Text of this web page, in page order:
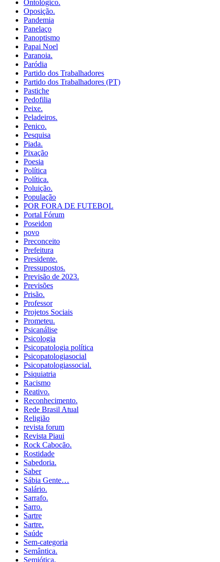
Ontológico.
Oposição.
Pandemia
Panelaço
Panoptismo
Papai Noel
Paranoia.
Paródia
Partido dos Trabalhadores
Partido dos Trabalhadores (PT)
Pastiche
Pedofilia
Peixe.
Peladeiros.
Penico.
Pesquisa
Piada.
Pixação
Poesia
Política
Política.
Poluição.
População
POR FORA DE FUTEBOL
Portal Fórum
Poseidon
povo
Preconceito
Prefeitura
Presidente.
Pressupostos.
Previsão de 2023.
Previsões
Prisão.
Professor
Projetos Sociais
Prometeu.
Psicanálise
Psicologia
Psicopatologia política
Psicopatologiasocial
Psicopatologiassocial.
Psiquiatria
Racismo
Reativo.
Reconhecimento.
Rede Brasil Atual
Religião
revista forum
Revista Piaui
Rock Cabocão.
Rostidade
Sabedoria.
Saber
Sábia Gente…
Salário.
Sarrafo.
Sarro.
Sartre
Sartre.
Saúde
Sem-categoria
Semântica.
Semiótica.